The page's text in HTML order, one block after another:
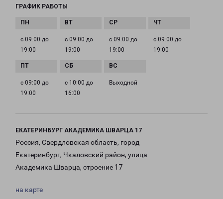
ГРАФИК РАБОТЫ
с 09:00 до
19:00
с 09:00 до
19:00
с 09:00 до
19:00
с 09:00 до
19:00
с 09:00 до
19:00
с 10:00 до
16:00
Выходной
ЕКАТЕРИНБУРГ АКАДЕМИКА ШВАРЦА 17
Россия, Свердловская область, город
Екатеринбург, Чкаловский район, улица
Академика Шварца, строение 17
на карте